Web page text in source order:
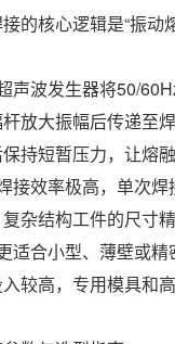
的核心逻辑是“振
声波发生器将50/
放大振幅后传递至
持短暂压力，让熔
接效率极高，单次
杂结构工件的尺寸
适合小型、薄壁或
较高，专用模具和